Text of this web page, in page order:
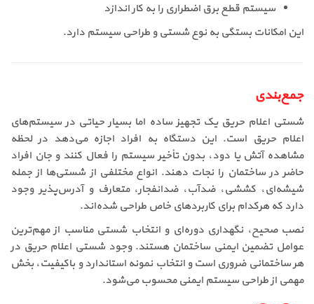
سیستم قطع برق اضطراری را به کار اندازد
این امکانات بستگی به نوع شستی و طراحی سیستم دارد.
جمع‌بندی
شستی اعلام حریق یک تجهیز ساده اما بسیار حیاتی در سیستم‌های
اعلام حریق است. این دستگاه به افراد اجازه می‌دهد در لحظه
مشاهده آتش یا دود، بدون تأخیر سیستم را فعال کنند و جان افراد
حاضر در ساختمان را نجات دهند. انواع مختلفی از شستی‌ها از جمله
شیشه‌ای، کششی، ضدآب، ضدانفجار، متعارف و آدرس‌پذیر وجود
دارد که هرکدام برای کاربردهای خاص طراحی شده‌اند.
نصب صحیح، نگهداری دوره‌ای و انتخاب شستی مناسب از مهم‌ترین
عوامل تضمین ایمنی ساختمان هستند. وجود شستی اعلام حریق در
هر ساختمانی ضروری است و انتخاب نمونه استاندارد و باکیفیت، بخش
مهمی از طراحی سیستم ایمنی محسوب می‌شود.